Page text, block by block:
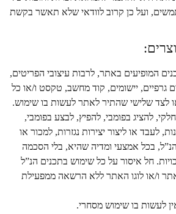
ועל כן קרוב לוודאי שלא תאשר בקשת
המופיעים באתר, לרבות עיצובי הפריטים,
גרפיים, יישומים, קוד מחשב, טקסט ו/או כל
לצד שלישי שהתיר לאתר לעשות בו שימוש.
להציג בפומבי, להפיץ, לבצע בפומבי,
לעבד או ליצור יצירות נגזרות, למכור או
בכל אמצעי ומדיה שהיא, בלי הסכמה
חל איסור על כל שימוש בתכנים הנ”ל
ו/או לוגו האתר ללא הרשאה ממפעילת
לעשות בו שימוש מסחרי.